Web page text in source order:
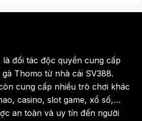
là đối tác độc quyền cung cấp
Thomo từ nhà cái SV388.
cung cấp nhiều trò chơi khác
casino, slot game, xổ số,…
an toàn và uy tín đến người